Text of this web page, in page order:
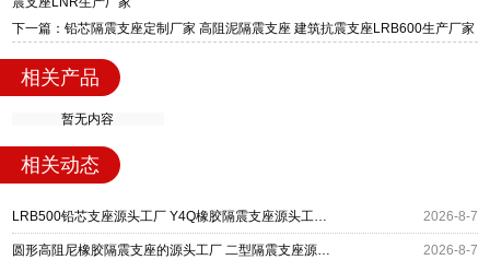
下一篇：铅芯隔震支座定制厂家 高阻泥隔震支座 建筑抗震支座LRB600生产厂家
相关产品
暂无内容
相关动态
LRB500铅芯支座源头工厂 Y4Q橡胶隔震支座源头工厂 摩擦摆减隔震支座厂家 2026-8-7
圆形高阻尼橡胶隔震支座的源头工厂 二型隔震支座源头工厂 水平力分散型橡胶隔震支座厂家电话 2026-8-7